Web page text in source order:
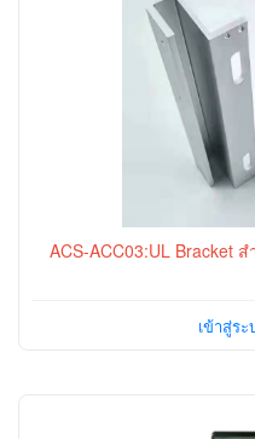
ACS-ACC03:UL Bracket
เข้าสู่ระ